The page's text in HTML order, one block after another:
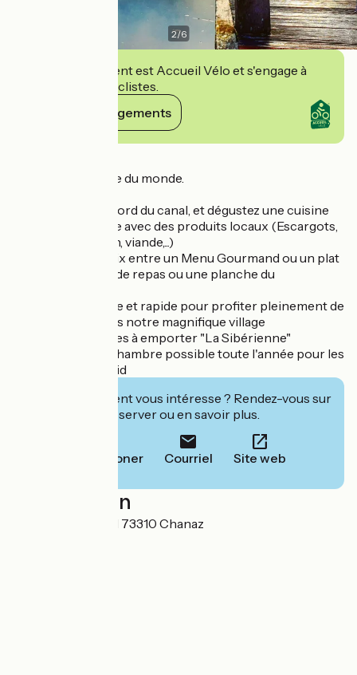
2/6
Cet établissement est Accueil Vélo et s'engage à
accueillir des cyclistes.
Voir ses engagements
Inspiration cuisine du monde.
Installez vous au bord du canal, et dégustez une cuisine
travaillée sur place avec des produits locaux (Escargots,
fromages, poisson, viande,...)
Vous aurez le choix entre un Menu Gourmand ou un plat
à la carte, une salade repas ou une planche du
Service dynamique et rapide pour profiter pleinement de
votre journée dans notre magnifique village
Terrasse, bar, glaces à emporter "La Sibérienne"
Restauration en chambre possible toute l'année pour les
clients du Doux Nid
Cet établissement vous intéresse ? Rendez-vous sur
leur site pour réserver ou en savoir plus.
Téléphoner Courriel Site web
Localisation
501 route du canal 73310 Chanaz